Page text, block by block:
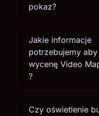
pokaz?
Jakie informacje
potrzebujemy
wycenę Video
?
Czy oświetlenie